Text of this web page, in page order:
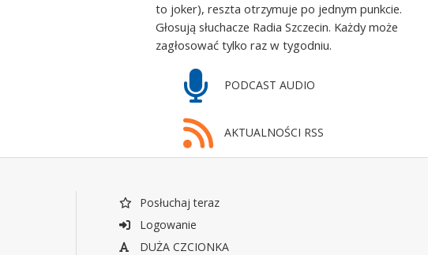
to joker), reszta otrzymuje po jednym punkcie.
Głosują słuchacze Radia Szczecin. Każdy może
zagłosować tylko raz w tygodniu.
PODCAST AUDIO
AKTUALNOŚCI RSS
Posłuchaj teraz
Logowanie
DUŻA CZCIONKA